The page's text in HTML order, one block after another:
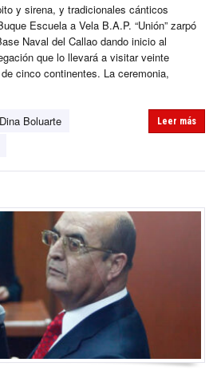
y sirena, y tradicionales cánticos
Escuela a Vela B.A.P. “Unión” zarpó
Naval del Callao dando inicio al
que lo llevará a visitar veinte
cinco continentes. La ceremonia,
Dina Boluarte
Leer más